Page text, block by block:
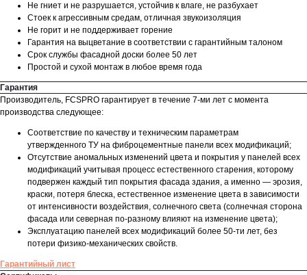
Не гниет и не разрушается, устойчив к влаге, не разбухает
Стоек к агрессивным средам, отличная звукоизоляция
Не горит и не поддерживает горение
Гарантия на выцветание в соответствии с гарантийным талоном
Срок службы фасадной доски более 50 лет
Простой и сухой монтаж в любое время года
Гарантия
Производитель, FCSPRO гарантирует в течение 7-ми лет с момента
производства следующее:
Соответствие по качеству и техническим параметрам
утвержденного ТУ на фиброцементные панели всех модификаций;
Отсутствие аномальных изменений цвета и покрытия у панелей всех
модификаций учитывая процесс естественного старения, которому
подвержен каждый тип покрытия фасада здания, а именно — эрозия,
краски, потеря блеска, естественное изменение цвета в зависимости
от интенсивности воздействия, солнечного света (солнечная сторона
фасада или северная по-разному влияют на изменение цвета);
Эксплуатацию панелей всех модификаций более 50-ти лет, без
потери физико-механических свойств.
Гарантийный лист